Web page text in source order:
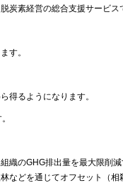
炭素経営の総合支援サービス
す。
得るようになります。
織のGHG排出量を最大限削
などを通じてオフセット（相